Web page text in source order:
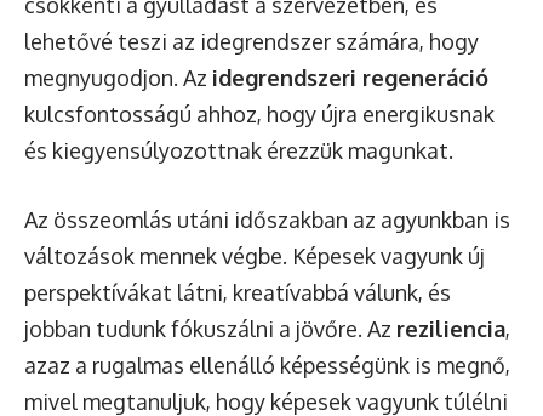
lehetővé teszi az idegrendszer számára, hogy
megnyugodjon. Az idegrendszeri regeneráció
kulcsfontosságú ahhoz, hogy újra energikusnak
és kiegyensúlyozottnak érezzük magunkat.
Az összeomlás utáni időszakban az agyunkban is
változások mennek végbe. Képesek vagyunk új
perspektívákat látni, kreatívabbá válunk, és
jobban tudunk fókuszálni a jövőre. Az reziliencia,
azaz a rugalmas ellenálló képességünk is megnő,
mivel megtanuljuk, hogy képesek vagyunk túlélni